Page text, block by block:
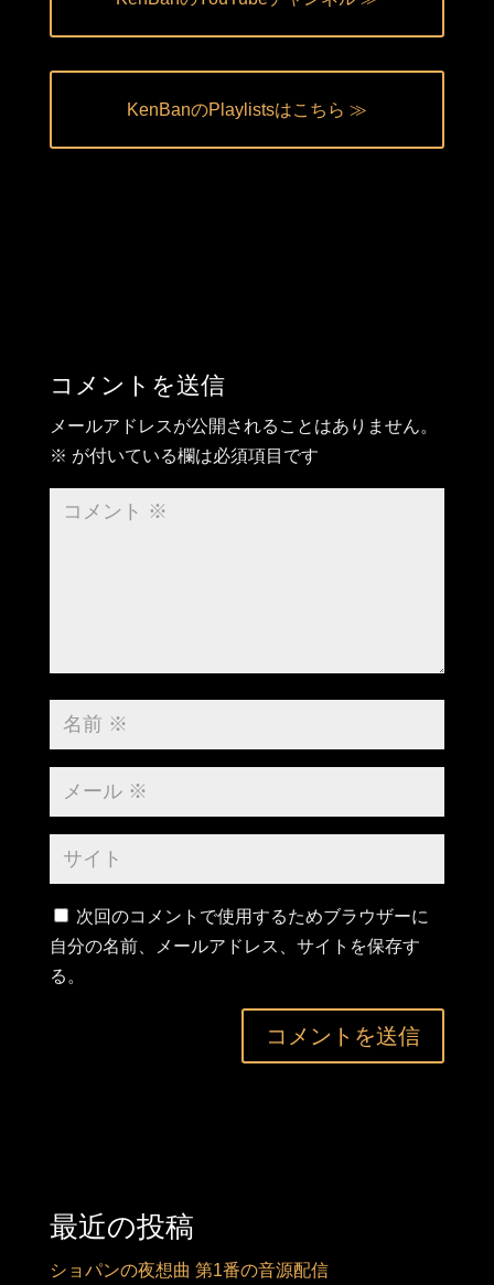
KenBanのPlaylistsはこちら ≫
コメントを送信
メールアドレスが公開されることはありません。
※ が付いている欄は必須項目です
次回のコメントで使用するためブラウザーに
自分の名前、メールアドレス、サイトを保存す
る。
最近の投稿
ショパンの夜想曲 第1番の音源配信